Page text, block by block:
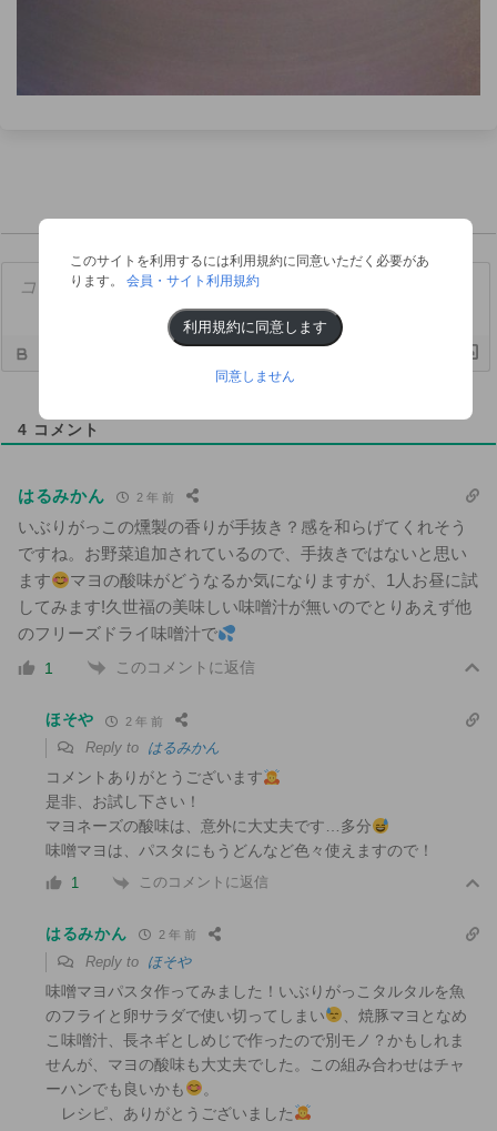
4 コメント
はるみかん 2 年 前
いぶりがっこの燻製の香りが手抜き？感を和らげてくれそう
ですね。お野菜追加されているので、手抜きではないと思い
ます
マヨの酸味がどうなるか気になりますが、1人お昼に試
してみます!久世福の美味しい味噌汁が無いのでとりあえず他
のフリーズドライ味噌汁で
1 このコメントに返信
ほそや 2 年 前
Reply to はるみかん
コメントありがとうございます
是非、お試し下さい！
マヨネーズの酸味は、意外に大丈夫です…多分
味噌マヨは、パスタにもうどんなど色々使えますので！
1 このコメントに返信
はるみかん 2 年 前
Reply to ほそや
味噌マヨパスタ作ってみました！いぶりがっこタルタルを魚
のフライと卵サラダで使い切ってしまい
、焼豚マヨとなめ
こ味噌汁、長ネギとしめじで作ったので別モノ？かもしれま
せんが、マヨの酸味も大丈夫でした。この組み合わせはチャ
ーハンでも良いかも
。
レシピ、ありがとうございました
このサイトを利用するには利用規約に同意いただく必要があ
ります。会員・サイト利用規約
利用規約に同意します
同意しません